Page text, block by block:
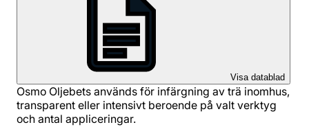
Visa datablad
Osmo Oljebets används för infärgning av trä inomhus,
transparent eller intensivt beroende på valt verktyg
och antal appliceringar.